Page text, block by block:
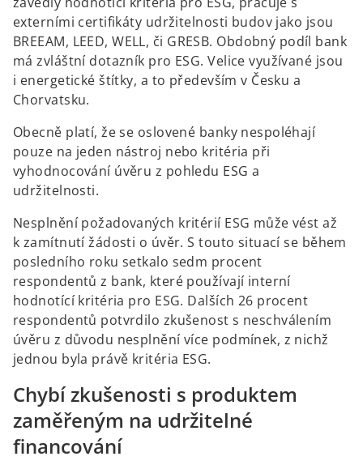
externími certifikáty udržitelnosti budov jako jsou
BREEAM, LEED, WELL, či GRESB. Obdobný podíl bank
má zvláštní dotazník pro ESG. Velice využívané jsou
i energetické štítky, a to především v Česku a
Chorvatsku.
Obecně platí, že se oslovené banky nespoléhají
pouze na jeden nástroj nebo kritéria při
vyhodnocování úvěru z pohledu ESG a
udržitelnosti.
Nesplnění požadovaných kritérií ESG může vést až
k zamítnutí žádosti o úvěr. S touto situací se během
posledního roku setkalo sedm procent
respondentů z bank, které používají interní
hodnotící kritéria pro ESG. Dalších 26 procent
respondentů potvrdilo zkušenost s neschválením
úvěru z důvodu nesplnění více podmínek, z nichž
jednou byla právě kritéria ESG.
Chybí zkušenosti s produktem
zaměřeným na udržitelné
financování